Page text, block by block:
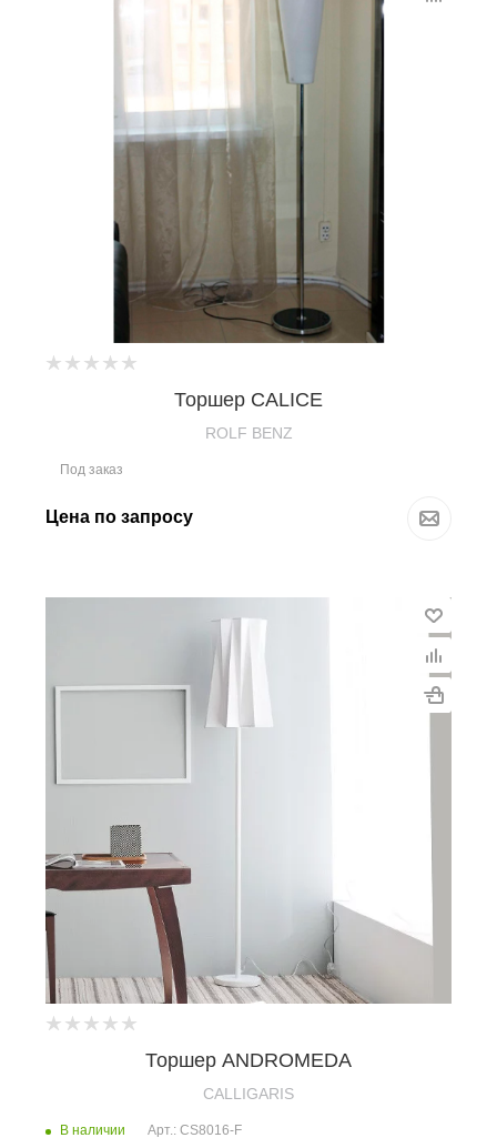
Торшер CALICE
ROLF BENZ
Под заказ
Цена по запросу
Торшер ANDROMEDA
CALLIGARIS
В наличии Арт.: CS8016-F